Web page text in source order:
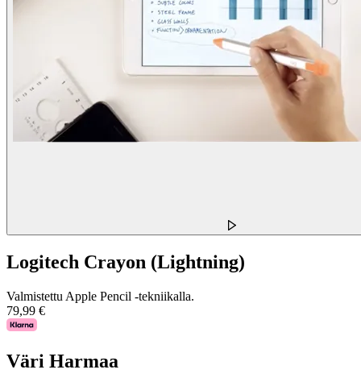
Logitech Crayon (Lightning)
Valmistettu Apple Pencil -tekniikalla.
79,99 €
Väri Harmaa